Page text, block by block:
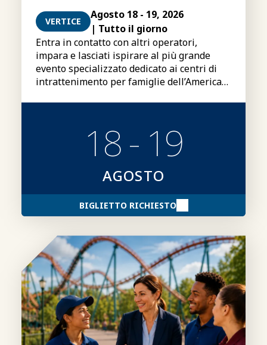
VERTICE
Agosto 18 - 19, 2026
| Tutto il giorno
Entra in contatto con altri operatori,
impara e lasciati ispirare al più grande
evento specializzato dedicato ai centri di
intrattenimento per famiglie dell’America
18 - 19
AGOSTO
BIGLIETTO RICHIESTO